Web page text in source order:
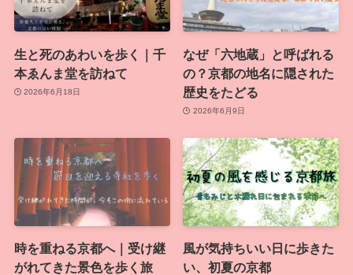
生と死のあわいを歩く｜千
本ゑんま堂を訪ねて
2026年6月18日
なぜ「六地蔵」と呼ばれる
の？京都の地名に隠された
歴史をたどる
2026年6月9日
時を重ねる京都へ｜受け継
がれてきた景色を歩く旅
風が気持ちいい日に歩きた
い、初夏の京都